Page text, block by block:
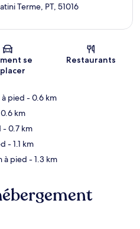
Carte
Terme, PT, 51016
se
Restaurants
pied - 0.6 km
km
- 0.7 km
- 1.1 km
à pied - 1.3 km